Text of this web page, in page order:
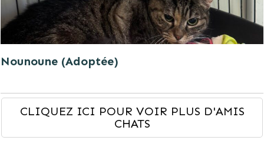
Nounoune (Adoptée)
CLIQUEZ ICI POUR VOIR PLUS D'AMIS
CHATS